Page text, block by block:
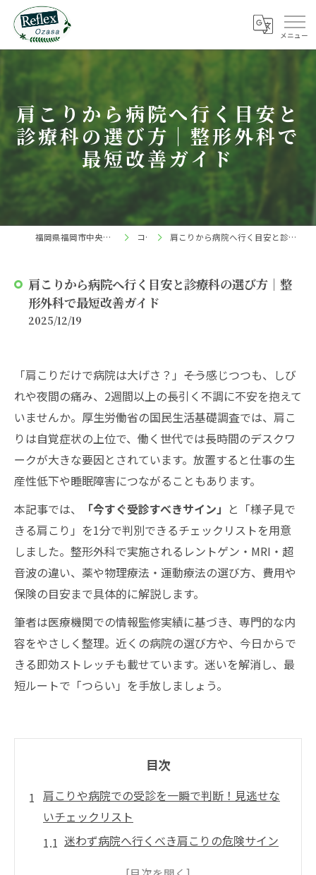
肩こりから病院へ行く目安と
診療科の選び方｜整形外科で
最短改善ガイド
福岡県福岡市中央区の整体ならReflex 小笹店 コラム 肩こりから病院へ行く目安と診療科の選び方｜整形外科で最短改善ガイド
肩こりから病院へ行く目安と診療科の選び方｜整
形外科で最短改善ガイド
2025/12/19
「肩こりだけで病院は大げさ？」――そう感じつつも、しび
れや夜間の痛み、2週間以上の長引く不調に不安を抱えて
いませんか。厚生労働省の国民生活基礎調査では、肩こ
りは自覚症状の上位で、働く世代では長時間のデスクワ
ークが大きな要因とされています。放置すると仕事の生
産性低下や睡眠障害につながることもあります。
本記事では、
「今すぐ受診すべきサイン」 と「様子見で
きる肩こり」を1分で判別できるチェックリストを用意
しました。整形外科で実施されるレントゲン・MRI・超
音波の違い、薬や物理療法・運動療法の選び方、費用や
保険の目安まで具体的に解説します。
筆者は医療機関での情報監修実績に基づき、専門的な内
容をやさしく整理。近くの病院の選び方や、今日からで
きる即効ストレッチも載せています。迷いを解消し、最
短ルートで「つらい」を手放しましょう。
目次
肩こりや病院での受診を一瞬で判断！見逃せな
いチェックリスト
迷わず病院へ行くべき肩こりの危険サイン